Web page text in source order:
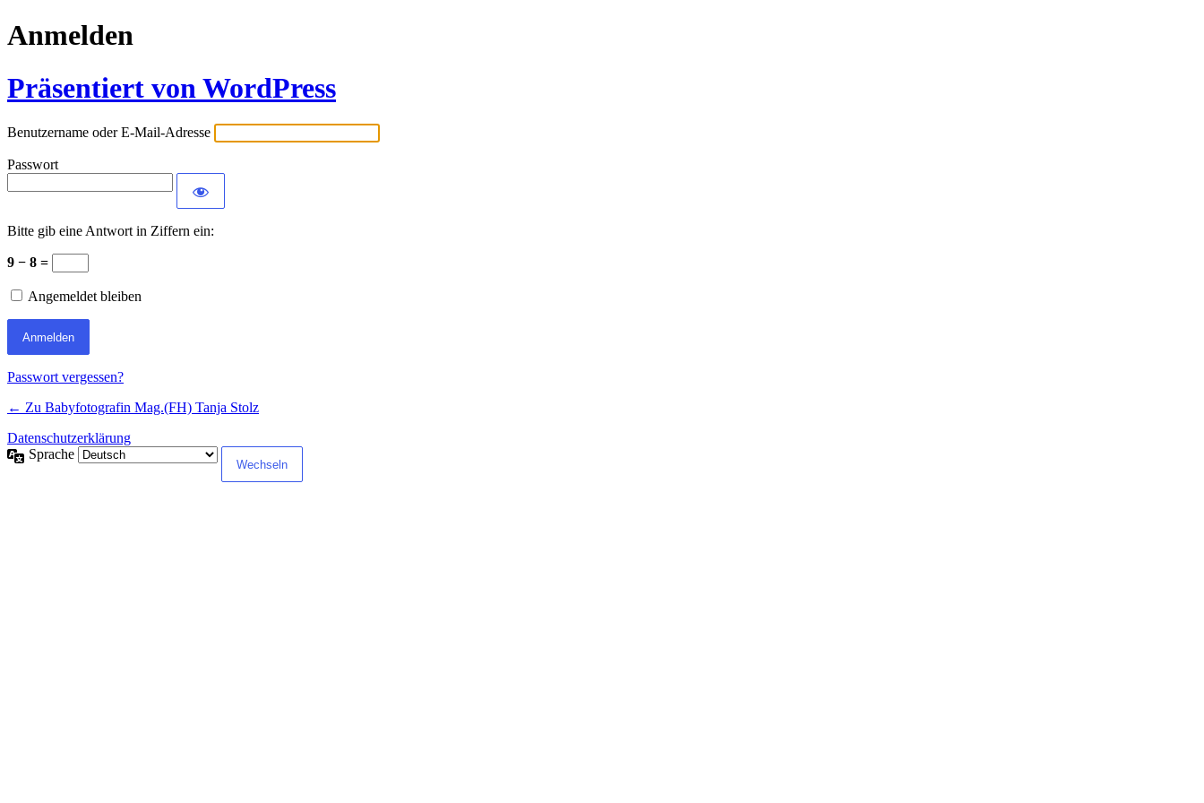
Anmelden
Präsentiert von WordPress
Benutzername oder E-Mail-Adresse
Passwort
Bitte gib eine Antwort in Ziffern ein:
9 − 8 =
Angemeldet bleiben
Passwort vergessen?
← Zu Babyfotografin Mag.(FH) Tanja Stolz
Datenschutzerklärung
Sprache